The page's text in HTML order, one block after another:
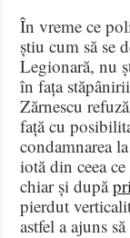
În vreme ce
știu cum să se
Legionară, nu
în fața
Zărnescu
față cu
condamnarea
iotă din ceea
chiar și după
pierdut
astfel a ajuns